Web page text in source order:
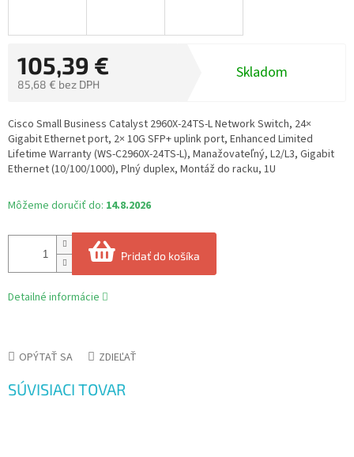
105,39 €
85,68 € bez DPH
cena:
Skladom
Môžeme doručiť do: 14.8.2026
Pridať do košíka
Cisco Small Business Catalyst 2960X-24TS-L Network Switch, 24×
Gigabit Ethernet port, 2× 10G SFP+ uplink port, Enhanced Limited
Lifetime Warranty (WS-C2960X-24TS-L), Manažovateľný, L2/L3, Gigabit
Ethernet (10/100/1000), Plný duplex, Montáž do racku, 1U
Detailné informácie
OPÝTAŤ SA ZDIEĽAŤ
SÚVISIACI TOVAR